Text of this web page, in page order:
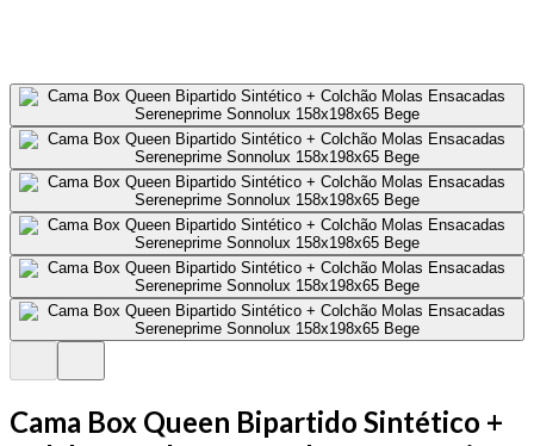
Cama Box Queen Bipartido Sintético +